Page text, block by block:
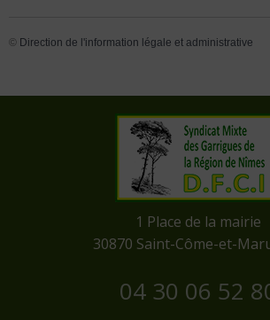
© Direction de l'information légale et administrative
​1 Place de la mairie
​30870 Saint-Côme-et-
04 30 06 52